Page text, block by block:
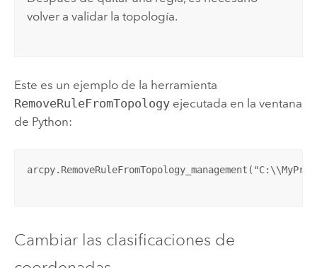
volver a validar la topología.
Este es un ejemplo de la herramienta
RemoveRuleFromTopologyejecutada en la ventana
de Python:
Cambiar las clasificaciones de